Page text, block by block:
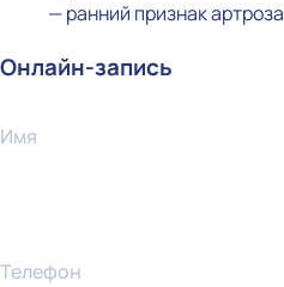
— ранний признак артроза
Онлайн-запись
Имя
Телефон